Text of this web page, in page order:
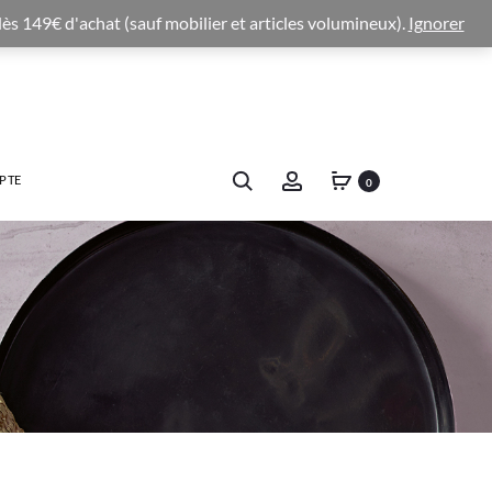
0
149€ d'achat (sauf mobilier et articles volumineux). Ignorer